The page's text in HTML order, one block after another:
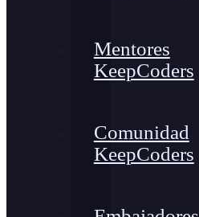
Mentores
KeepCoders
Comunidad
KeepCoders